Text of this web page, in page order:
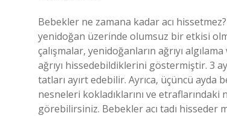
Bebekler ne zamana kadar acı
yenidoğan üzerinde olumsuz bir etkisi
çalışmalar, yenidoğanların ağrıyı
ağrıyı hissedebildiklerini göstermiştir. 3
tatları ayırt edebilir. Ayrıca, üçüncü
nesneleri kokladıklarını ve
görebilirsiniz. Bebekler acı tadı hisseder